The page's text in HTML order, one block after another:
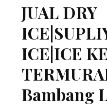
JUAL DRY
ICE|ICE
Bambang